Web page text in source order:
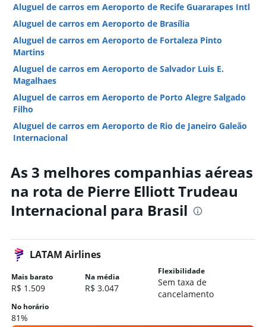
Aluguel de carros em Aeroporto de Recife Guararapes Intl
Aluguel de carros em Aeroporto de Brasília
Aluguel de carros em Aeroporto de Fortaleza Pinto
Martins
Aluguel de carros em Aeroporto de Salvador Luis E.
Magalhaes
Aluguel de carros em Aeroporto de Porto Alegre Salgado
Filho
Aluguel de carros em Aeroporto de Rio de Janeiro Galeão
Internacional
Aluguel de carros em Aeroporto de Maceió Palmares
Aluguel de carros em Aeroporto de Florianópolis
Aluguel de carros em Aeroporto de São Paulo Congonhas
Hotéis em Rio de Janeiro
Hotéis em São Paulo
Hotéis em Foz do Iguaçu
Hotéis em Armação de Búzios
Hotéis em Salvador
As 3 melhores companhias aéreas
na rota de Pierre Elliott Trudeau
Internacional para Brasil
LATAM Airlines
Mais barato
R$ 1.509
Na média
R$ 3.047
Flexibilidade
Sem taxa de
cancelamento
No horário
81%